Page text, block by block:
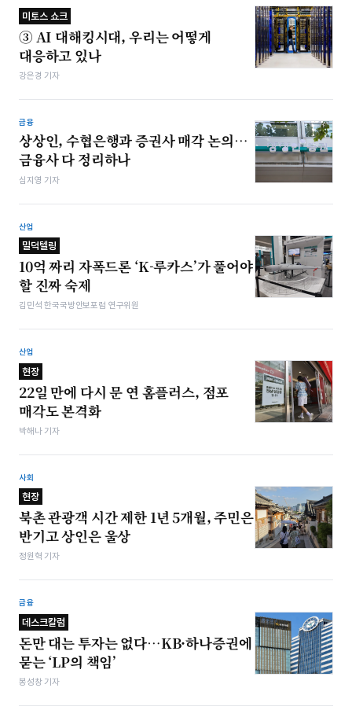
미토스 쇼크
③ AI 대해킹시대, 우리는 어떻게
대응하고 있나
강은경 기자
금융
상상인, 수협은행과 증권사 매각 논의…
금융사 다 정리하나
심지영 기자
산업
밀덕텔링
10억 짜리 자폭드론 ‘K-루카스’가 풀어야
할 진짜 숙제
김민석 한국국방안보포럼 연구위원
산업
현장
22일 만에 다시 문 연 홈플러스, 점포
매각도 본격화
박해나 기자
사회
현장
북촌 관광객 시간 제한 1년 5개월, 주민은
반기고 상인은 울상
정원혁 기자
금융
데스크칼럼
돈만 대는 투자는 없다…KB·하나증권에
묻는 ‘LP의 책임’
봉성창 기자